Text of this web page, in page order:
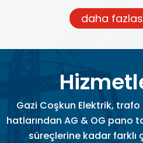
daha
Gazi Coşkun Elektrik,
hatlarından AG & OG pano
süreçlerine kadar farklı